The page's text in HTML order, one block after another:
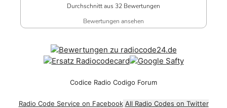
Durchschnitt aus 32 Bewertungen
Bewertungen ansehen
Codice Radio Codigo Forum
Radio Code Service on Facebook All Radio Codes on Twitter